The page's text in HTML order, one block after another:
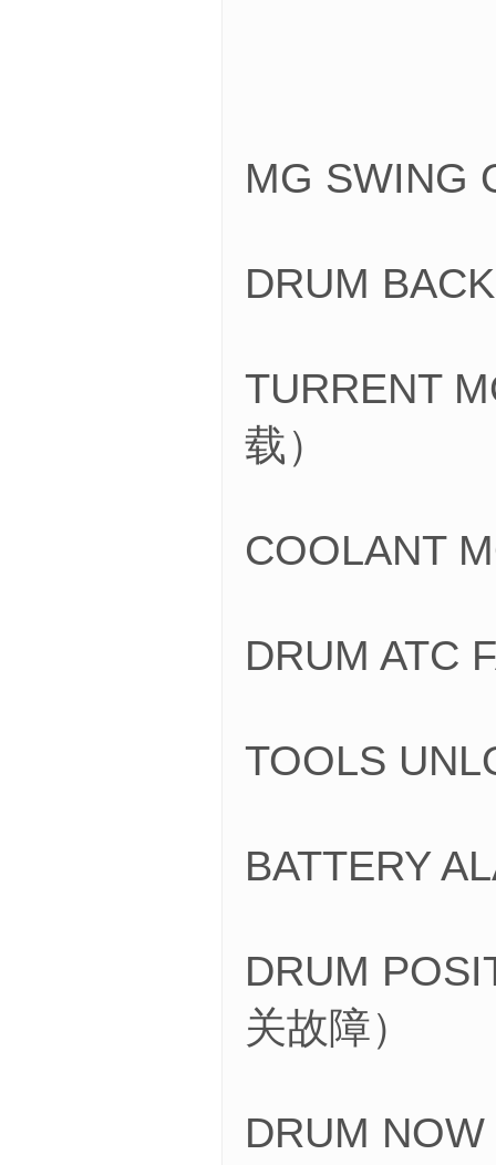
MG SWING
DRUM
TURRENT
载）
COOLANT
DRUM ATC
TOOLS
BATTERY
DRUM
关故障）
DRUM